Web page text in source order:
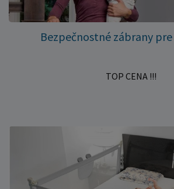
Bezpečnostné zábrany
TOP CENA !!!